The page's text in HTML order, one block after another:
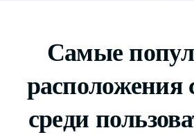
Самые
расположения
среди